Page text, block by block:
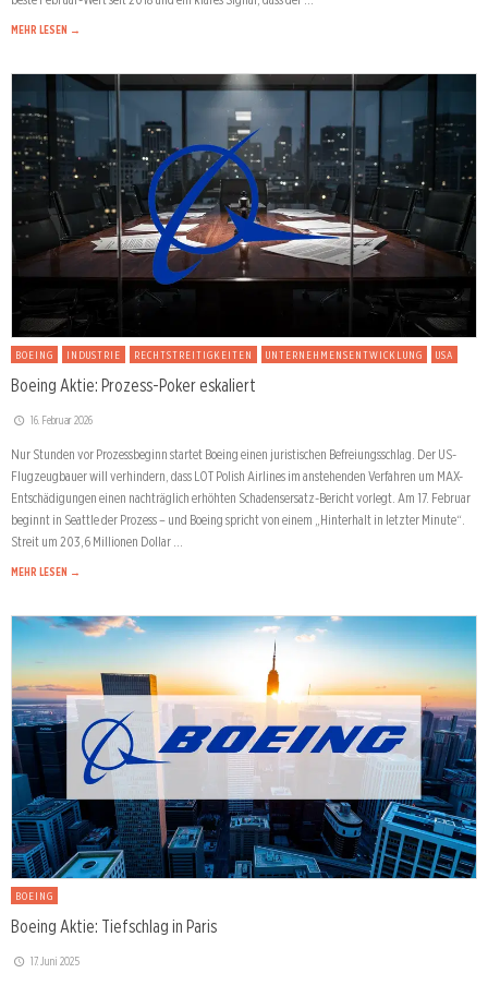
MEHR LESEN →
BOEING INDUSTRIE RECHTSTREITIGKEITEN UNTERNEHMENSENTWICKLUNG USA
Boeing Aktie: Prozess-Poker eskaliert
16. Februar 2026
Nur Stunden vor Prozessbeginn startet Boeing einen juristischen Befreiungsschlag. Der US-
Flugzeugbauer will verhindern, dass LOT Polish Airlines im anstehenden Verfahren um MAX-
Entschädigungen einen nachträglich erhöhten Schadensersatz-Bericht vorlegt. Am 17. Februar
beginnt in Seattle der Prozess – und Boeing spricht von einem „Hinterhalt in letzter Minute“.
Streit um 203,6 Millionen Dollar …
MEHR LESEN →
BOEING
Boeing Aktie: Tiefschlag in Paris
17. Juni 2025